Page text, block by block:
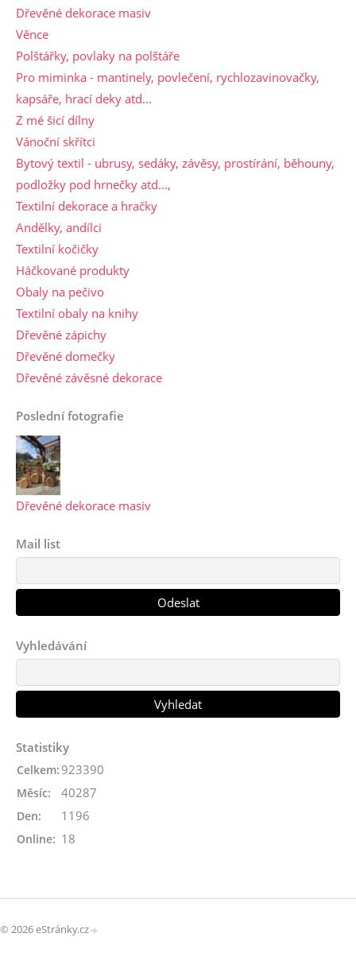
Dřevěné dekorace masiv
Věnce
Polštářky, povlaky na polštáře
Pro miminka - mantinely, povlečení, rychlozavinovačky,
kapsáře, hrací deky atd...
Z mé šicí dílny
Vánoční skřítci
Bytový textil - ubrusy, sedáky, závěsy, prostírání, běhouny,
podložky pod hrnečky atd...,
Textilní dekorace a hračky
Andělky, andílci
Textilní kočičky
Háčkované produkty
Obaly na pečivo
Textilní obaly na knihy
Dřevěné zápichy
Dřevěné domečky
Dřevěné závěsné dekorace
Poslední fotografie
Dřevěné dekorace masiv
Mail list
Vyhledávání
Statistiky
Online: 18
Celkem: 923390
Měsíc: 40287
Den: 1196
© 2026 eStránky.cz